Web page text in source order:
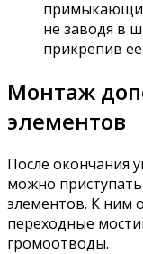
не заводя в
прикрепив ее
Монтаж
элементов
После окончания
можно
элементов. К ним
переходные
громоотводы.